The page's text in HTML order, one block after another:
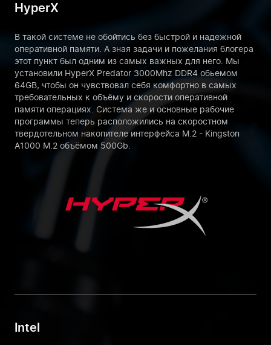
HyperX
В такой системе не обойтись без быстрой и надежной
оперативной памяти. А зная задачи и пожелания блогера
этот пункт был одним из самых важных для него. Мы
установили HyperX Predator 3000Mhz DDR4 обьемом
64GB, чтобы он чувствовал себя комфортно в самых
требовательных к объёму и скорости оперативной
памяти операциях. Система же и основные рабочие
программы теперь расположились на скоростном
твердотельном накопителе интерфейса M.2 - Kingston
A1000 M.2 объёмом 500Gb.
Intel